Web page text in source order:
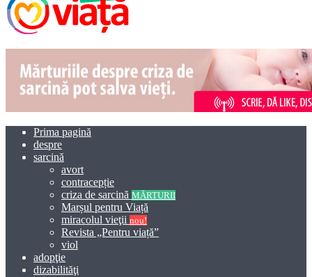
Prima pagină
despre
sarcină
avort
contracepție
criza de sarcină MĂRTURII
Marșul pentru Viață
miracolul vieţii nou!
Revista „Pentru viață”
viol
adopţie
dizabilităţi